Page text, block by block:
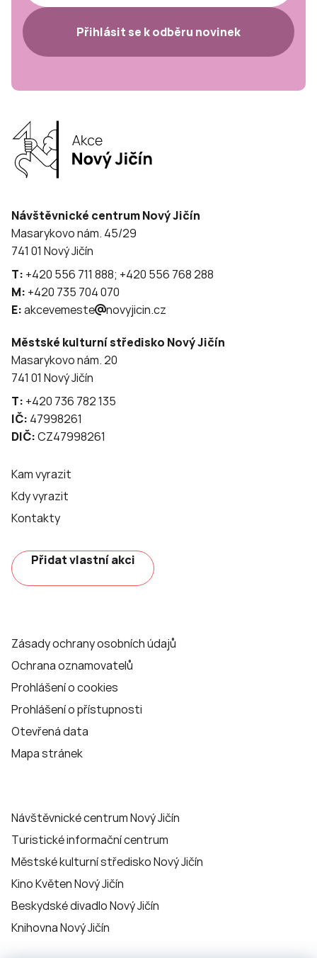
Přihlásit se k odběru novinek
Návštěvnické centrum Nový Jičín
Masarykovo nám. 45/29
741 01 Nový Jičín
T: +420 556 711 888; +420 556 768 288
M: +420 735 704 070
E:akcevemeste novyjicin.cz
Městské kulturní středisko Nový Jičín
Masarykovo nám. 20
741 01 Nový Jičín
T: +420 736 782 135
IČ: 47998261
DIČ:CZ47998261
Kam vyrazit
Kdy vyrazit
Kontakty
Přidat vlastní akci
Zásady ochrany osobních údajů
Ochrana oznamovatelů
Prohlášení o cookies
Prohlášení o přístupnosti
Otevřená data
Mapa stránek
Návštěvnické centrum Nový Jičín
Turistické informační centrum
Městské kulturní středisko Nový Jičín
Kino Květen Nový Jičín
Beskydské divadlo Nový Jičín
Knihovna Nový Jičín